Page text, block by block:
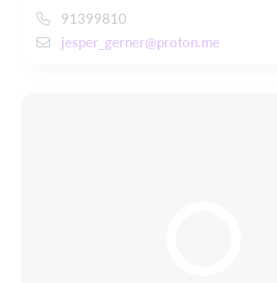
91399810
jesper_gerner@proton.me